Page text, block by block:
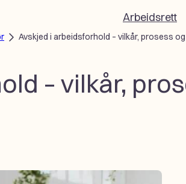
Arbeidsrett
Avskjed i arbeidsforhold – vilkår, prosess
– vilkår,